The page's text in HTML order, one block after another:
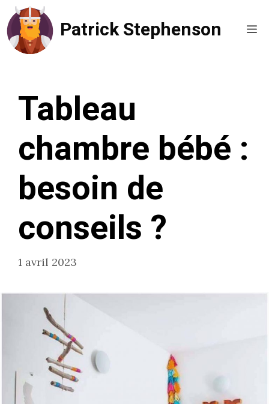
Aller
au
contenu
Patrick Stephenson
Tableau
chambre bébé :
besoin de
conseils ?
1 avril 2023